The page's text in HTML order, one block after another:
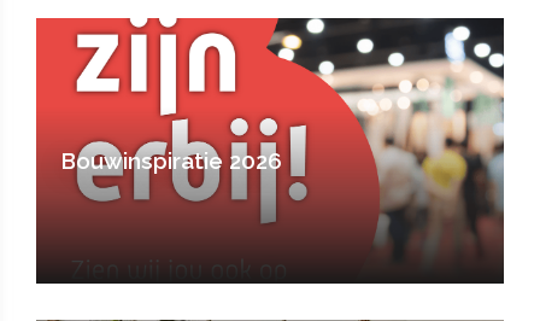
Bouwinspiratie 2026